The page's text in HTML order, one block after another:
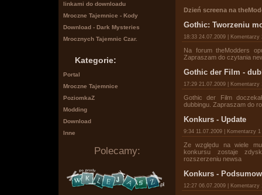
linkami do downloadu
Mroczne Tajemnice - Kody
Download - Dark Mysteries
Mrocznych Tajemnic Czar.
Kategorie:
Portal
Mroczne Tajemnice
PoziomkaZ
Modding
Download
Inne
Polecamy:
Dzień screena na
Gothic: Tworzeniu
18:33 24.07.2009 |
Na forum theModders
Zapraszam do czytania
Gothic der Film -
17:29 21.07.2009 |
Gothic der Film
dubbingu. Zapraszam do
Konkurs - Update
9:34 11.07.2009 | Komentarzy
Ze względu na wiele
konkursu zostaje
rozszerzeniu newsa
Konkurs -
12:27 06.07.2009 |